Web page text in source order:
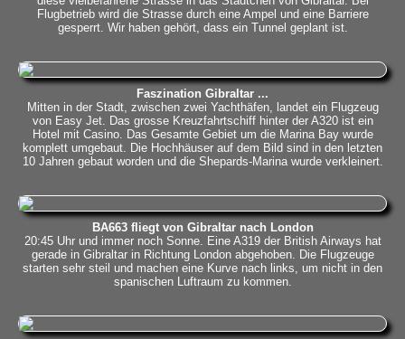
Flugbetrieb wird die Strasse durch eine Ampel und eine Barriere
gesperrt. Wir haben gehört, dass ein Tunnel geplant ist.
Faszination Gibraltar ...
Mitten in der Stadt, zwischen zwei Yachthäfen, landet ein Flugzeug
von Easy Jet. Das grosse Kreuzfahrtschiff hinter der A320 ist ein
Hotel mit Casino. Das Gesamte Gebiet um die Marina Bay wurde
komplett umgebaut. Die Hochhäuser auf dem Bild sind in den letzten
10 Jahren gebaut worden und die Shepards-Marina wurde verkleinert.
BA663 fliegt von Gibraltar nach London
20:45 Uhr und immer noch Sonne. Eine A319 der British Airways hat
gerade in Gibraltar in Richtung London abgehoben. Die Flugzeuge
starten sehr steil und machen eine Kurve nach links, um nicht in den
spanischen Luftraum zu kommen.